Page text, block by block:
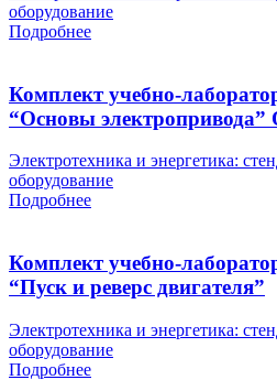
оборудование
Подробнее
Комплект учебно-
“Основы
Электротехника и энергетика:
оборудование
Подробнее
Комплект учебно-
“Пуск и реверс двигателя”
Электротехника и энергетика:
оборудование
Подробнее